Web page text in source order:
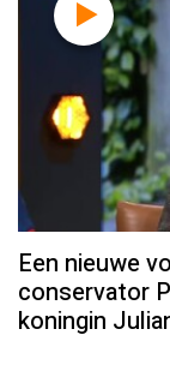
Een nieuwe
conservator
koningin